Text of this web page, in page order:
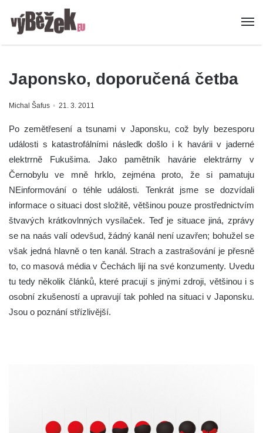
Japonsko, doporučená četba
Michal Šafus 21. 3. 2011
Po zemětřesení a tsunami v Japonsku, což byly bezesporu
události s katastrofálními následk došlo i k havárii v jaderné
elektrrně Fukušima. Jako pamětník havárie elektrárny v
Černobylu ve mně hrklo, zejména proto, že si pamatuju
NEinformování o téhle události. Tenkrát jsme se dozvídali
informace o situaci dost složitě, většinou pouze prostřednictvím
štvavých krátkovlnných vysílaček. Teď je situace jiná, zprávy
se na naás valí odevšud, žádný kanál není uzavřen; bohužel se
však jedná hlavně o ten kanál. Strach a zastrašování je přesně
to, co masová média v Čechách lijí na své konzumenty. Uvedu
tu tedy několik článků, které pracují s jinými zdroji, většinou i s
osobní zkušeností a upravují tak pohled na situaci v Japonsku.
Jsou o poznání střízlivější.